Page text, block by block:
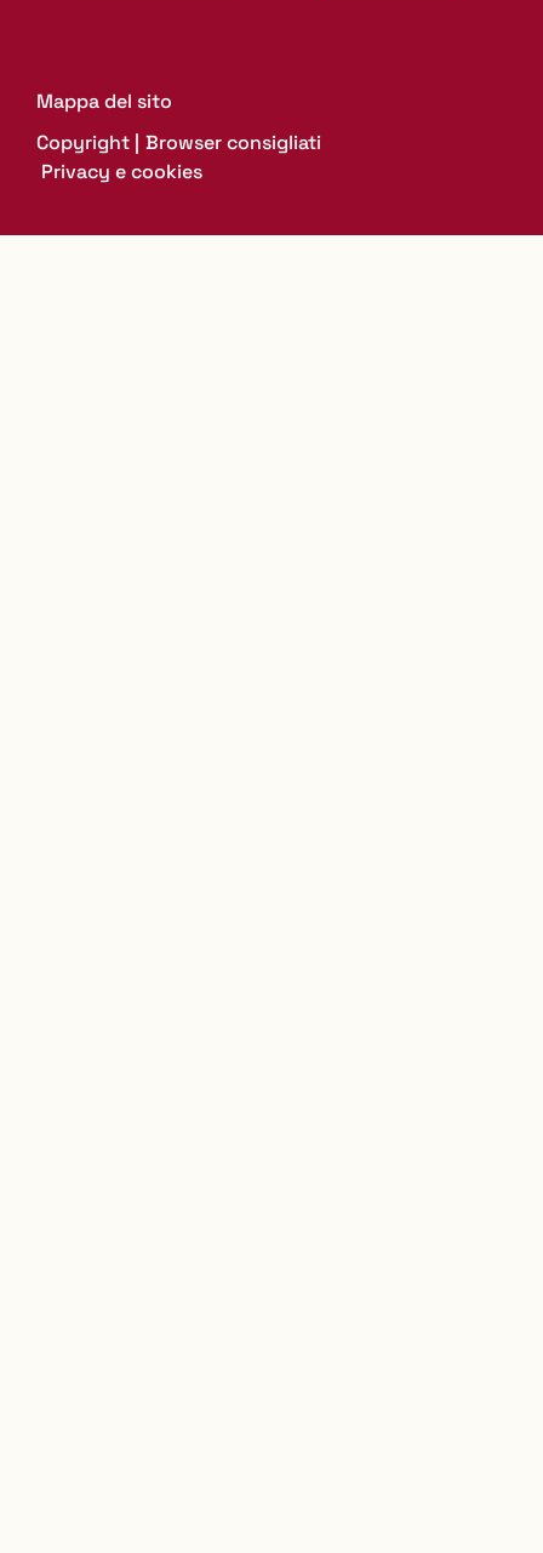
Mappa del sito
Copyright
Browser consigliati
Privacy e cookies